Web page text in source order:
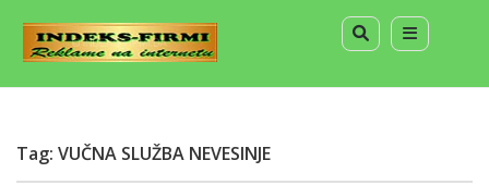
Tag: VUČNA SLUŽBA NEVESINJE